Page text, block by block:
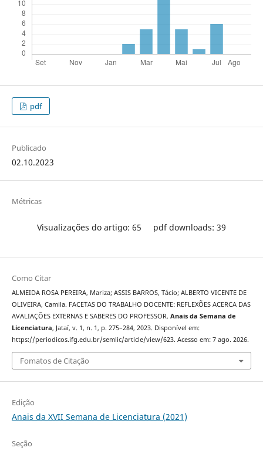
pdf
Publicado
02.10.2023
Métricas
Visualizações do artigo: 65 pdf downloads: 39
Como Citar
ALMEIDA ROSA PEREIRA, Mariza; ASSIS BARROS, Tácio; ALBERTO VICENTE DE
OLIVEIRA, Camila. FACETAS DO TRABALHO DOCENTE: REFLEXÕES ACERCA DAS
AVALIAÇÕES EXTERNAS E SABERES DO PROFESSOR. Anais da Semana de
Licenciatura, Jataí, v. 1, n. 1, p. 275–284, 2023. Disponível em:
https://periodicos.ifg.edu.br/semlic/article/view/623. Acesso em: 7 ago. 2026.
Fomatos de Citação
Edição
Anais da XVII Semana de Licenciatura (2021)
Seção